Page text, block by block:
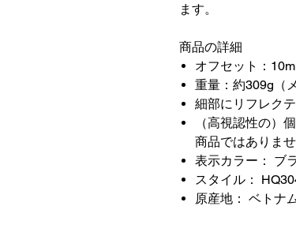
ます。
商品の詳細
オフセット：
重量：約309g（
細部にリフレク
（高視認性の）
商品ではありま
表示カラー： ブ
スタイル：
原産地： ベトナ